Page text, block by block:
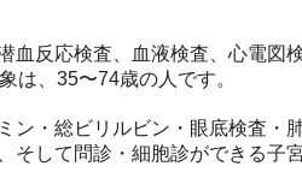
血反応検査、血液検査、心電図
は、35〜74歳の人です。
ン・総ビリルビン・眼底検査・
そして問診・細胞診ができる子